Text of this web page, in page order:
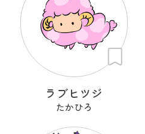
ラブヒツジ
たかひろ